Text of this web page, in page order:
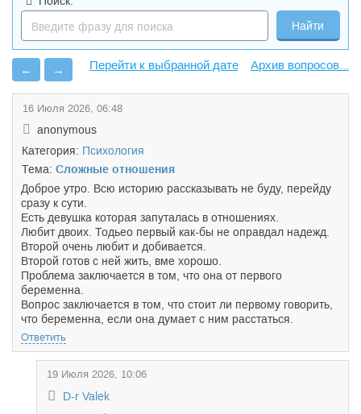
← → Архив вопросов...
16 Июля 2026, 06:48
anonymous
Категория: Психология
Тема: Сложные отношения
Доброе утро. Всю историю рассказывать не буду, перейду
сразу к сути.
Есть девушка которая запуталась в отношениях.
Любит двоих. Тодьео первый как-бы не оправдал надежд.
Второй очень любит и добивается.
Второй готов с ней жить, вме хорошо.
Проблема заключается в том, что она от первого
беременна.
Вопрос заключается в том, что стоит ли первому говорить,
что беременна, если она думает с ним расстаться.
Ответить
19 Июля 2026, 10:06
D-r Valek